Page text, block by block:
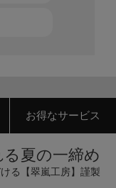
お得なサービス
夏の一締め
る【翠嵐工房】謹製